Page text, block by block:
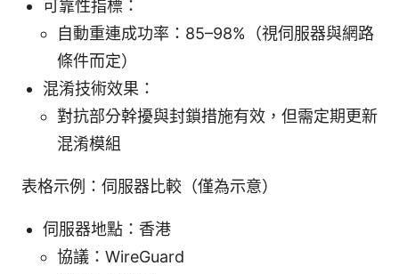
可靠性指標：
自動重連成功率：85–98%（視伺服器與網路
條件而定）
混淆技術效果：
對抗部分幹擾與封鎖措施有效，但需定期更新
混淆模組
表格示例：伺服器比較（僅為示意）
伺服器地點：香港
協議：WireGuard